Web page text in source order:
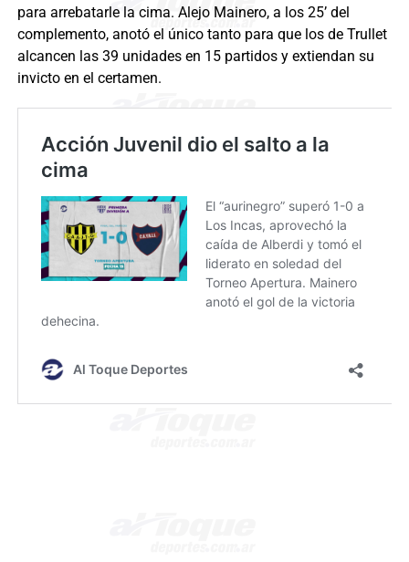
para arrebatarle la cima. Alejo Mainero, a los 25’ del
complemento, anotó el único tanto para que los de Trullet
alcancen las 39 unidades en 15 partidos y extiendan su
invicto en el certamen.